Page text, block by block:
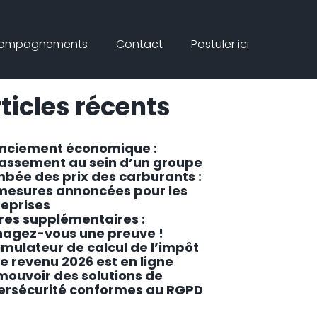
Contact Postuler ici
récents
économique :
au sein d’un groupe
des prix des carburants :
annoncées pour les
supplémentaires :
vous une preuve !
de calcul de l’impôt
revenu 2026 est en ligne
des solutions de
conformes au RGPD